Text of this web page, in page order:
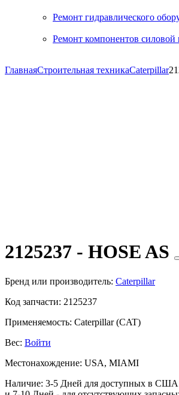
Ремонт гидравлического
Ремонт компонентов силовой
ГлавнаяСтроительная техникаCaterpillar
2125237 - HOSE AS
Бренд или производитель: Caterpillar
Код запчасти: 2125237
Применяемость: Caterpillar (CAT)
Вес: Войти
Местонахождение: USA, MIAMI
Наличие: 3-5 Дней для доступных в США